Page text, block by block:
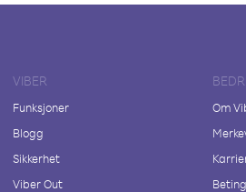
VIBER
Funksjoner
Blogg
Sikkerhet
Viber Out
Om